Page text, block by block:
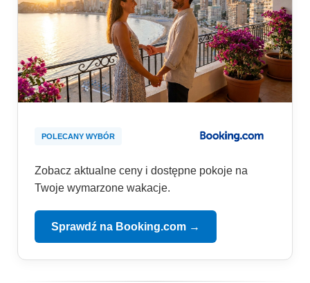
POLECANY WYBÓR
Zobacz aktualne ceny i dostępne pokoje na
Twoje wymarzone wakacje.
Sprawdź na Booking.com →